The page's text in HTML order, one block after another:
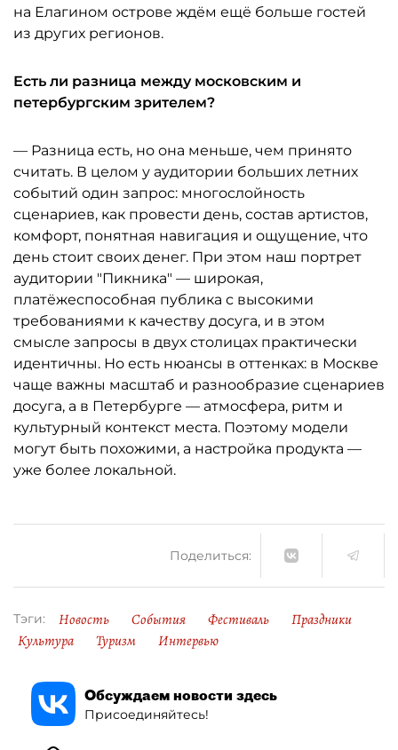
на Елагином острове ждём ещё больше гостей
из других регионов.
Есть ли разница между московским и
петербургским зрителем?
— Разница есть, но она меньше, чем принято
считать. В целом у аудитории больших летних
событий один запрос: многослойность
сценариев, как провести день, состав артистов,
комфорт, понятная навигация и ощущение, что
день стоит своих денег. При этом наш портрет
аудитории "Пикника" — широкая,
платёжеспособная публика с высокими
требованиями к качеству досуга, и в этом
смысле запросы в двух столицах практически
идентичны. Но есть нюансы в оттенках: в Москве
чаще важны масштаб и разнообразие сценариев
досуга, а в Петербурге — атмосфера, ритм и
культурный контекст места. Поэтому модели
могут быть похожими, а настройка продукта —
уже более локальной.
Поделиться:
Тэги: Новость События Фестиваль
Праздники
Культура
Туризм Интервью
Обсуждаем новости здесь
Присоединяйтесь!